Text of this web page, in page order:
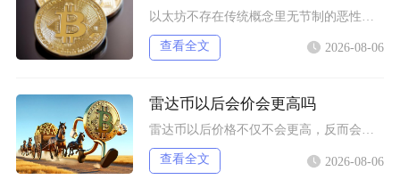
查看全文 2026-08-06
雷达币以后会价会更高吗
雷达币以后价格不仅不会更高，反而会持续阴跌、流动性枯竭，最终趋近归零，不存在任何实质性上涨
查看全文 2026-08-06